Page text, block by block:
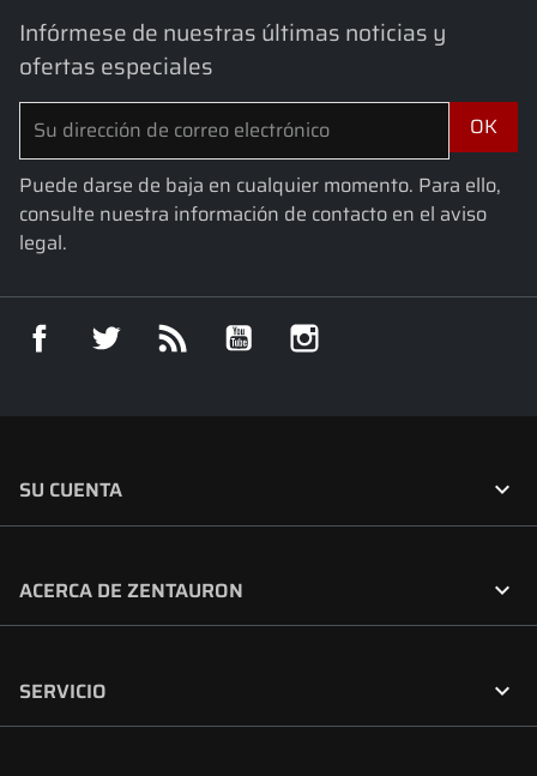
Infórmese de nuestras últimas noticias y
ofertas especiales
Puede darse de baja en cualquier momento. Para ello,
consulte nuestra información de contacto en el aviso
legal.
Facebook Twitter YouTube
SU CUENTA 
ACERCA DE ZENTAURON 
SERVICIO 